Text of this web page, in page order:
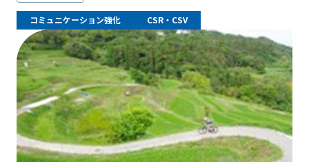
コミュニケーション強化 CSR・CSV